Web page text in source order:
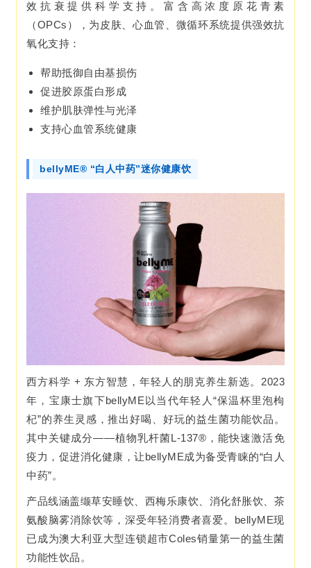
效抗衰提供科学支持。富含高浓度原花青素
（OPCs），为皮肤、心血管、微循环系统提供强效抗
氧化支持：
帮助抵御自由基损伤
促进胶原蛋白形成
维护肌肤弹性与光泽
支持心血管系统健康
bellyME® “白人中药”迷你健康饮
西方科学 + 东方智慧，年轻人的朋克养生新选。2023
年，宝康士旗下bellyME以当代年轻人“保温杯里泡枸
杞”的养生灵感，推出好喝、好玩的益生菌功能饮品。
其中关键成分——植物乳杆菌L-137®，能快速激活免
疫力，促进消化健康，让bellyME成为备受青睐的“白人
中药”。
产品线涵盖缬草安睡饮、西梅乐康饮、消化舒胀饮、茶
氨酸脑雾消除饮等，深受年轻消费者喜爱。bellyME现
已成为澳大利亚大型连锁超市Coles销量第一的益生菌
功能性饮品。